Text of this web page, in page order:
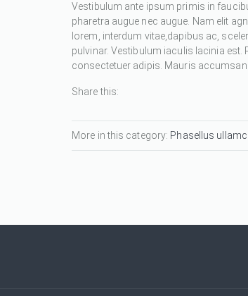
Vestibulum ante ipsum primis in
pharetra augue nec augue. Nam elit
lorem, interdum vitae,dapibus ac,
pulvinar. Vestibulum iaculis lacinia
consectetuer adipis. Mauris accumsan
Share this:
More in this category: Phasellus